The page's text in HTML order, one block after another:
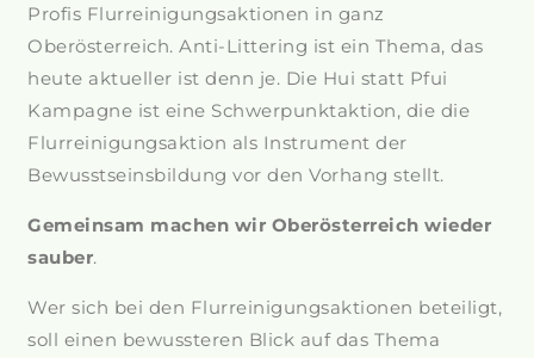
Profis Flurreinigungsaktionen in ganz
Oberösterreich. Anti-Littering ist ein Thema, das
heute aktueller ist denn je. Die Hui statt Pfui
Kampagne ist eine Schwerpunktaktion, die die
Flurreinigungsaktion als Instrument der
Bewusstseinsbildung vor den Vorhang stellt.
Gemeinsam machen wir Oberösterreich wieder
sauber.
Wer sich bei den Flurreinigungsaktionen beteiligt,
soll einen bewussteren Blick auf das Thema